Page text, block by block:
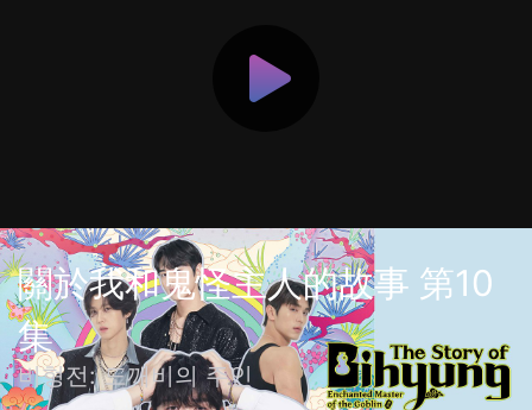
關於我和鬼怪主人的故事 第10
集
비형전: 도깨비의 주인